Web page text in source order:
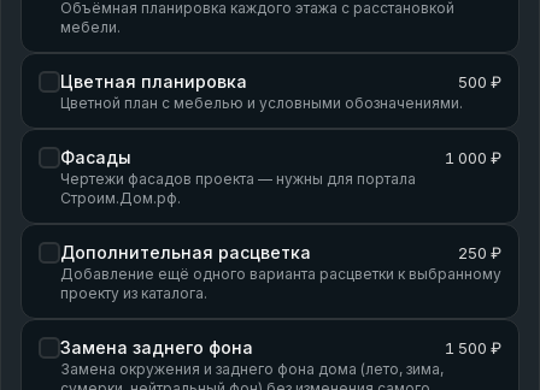
Объёмная планировка каждого этажа с расстановкой
мебели.
Цветная планировка 500 ₽
Цветной план с мебелью и условными обозначениями.
Фасады 1 000 ₽
Чертежи фасадов проекта — нужны для портала
Строим.Дом.рф.
Дополнительная расцветка 250 ₽
Добавление ещё одного варианта расцветки к выбранному
проекту из каталога.
Замена заднего фона 1 500 ₽
Замена окружения и заднего фона дома (лето, зима,